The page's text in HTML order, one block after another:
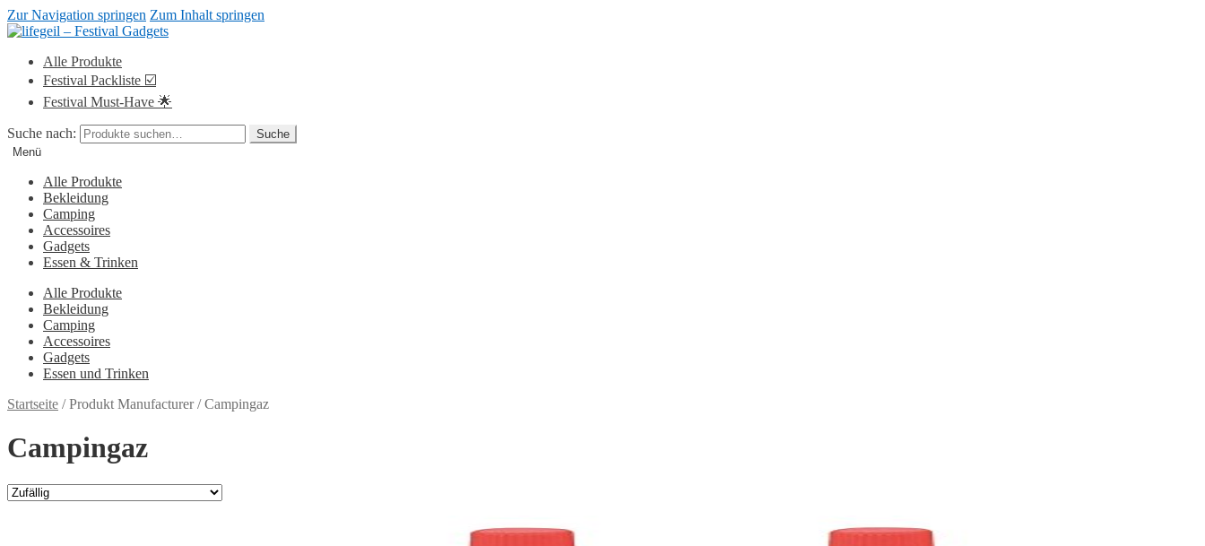
Zur Navigation springen Zum Inhalt springen
Alle Produkte
Festival Packliste ☑️
Festival Must-Have 🌟
Suche nach:
Suche
Menü
Alle Produkte
Bekleidung
Camping
Accessoires
Gadgets
Essen & Trinken
Alle Produkte
Bekleidung
Camping
Accessoires
Gadgets
Essen und Trinken
Startseite /Produkt Manufacturer/Campingaz
Campingaz